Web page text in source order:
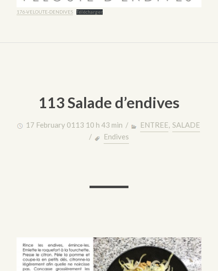
176-VELOUTE-DENDIVES Télécharger
113 Salade d’endives
17 February 0113 10 h 43 min / ENTREE, SALADE
/
Endives